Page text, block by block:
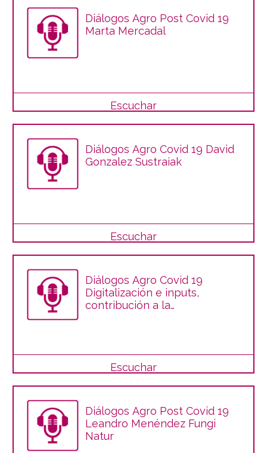
Diálogos Agro Post Covid 19
Marta Mercadal
Escuchar
Diálogos Agro Covid 19 David
Gonzalez Sustraiak
Escuchar
Diálogos Agro Covid 19
Digitalización e inputs,
contribución a la
Escuchar
Diálogos Agro Post Covid 19
Leandro Menéndez Fungi
Natur